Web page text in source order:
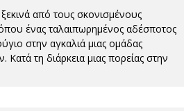
από τους σκονισμένους
ένας ταλαιπωρημένος αδέσποτος
στην αγκαλιά μιας ομάδας
τη διάρκεια μιας πορείας στην